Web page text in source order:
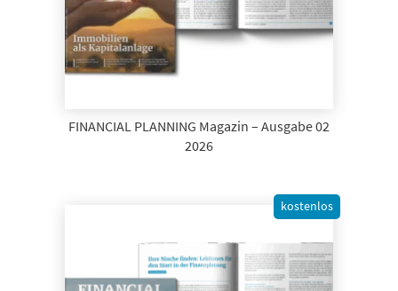
FINANCIAL PLANNING Magazin – Ausgabe 02
2026
kostenlos